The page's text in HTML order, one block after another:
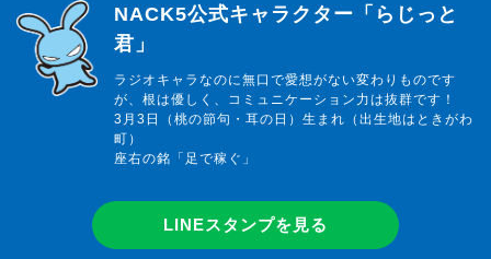
らじっと君
NACK5公式キャラクター「らじっと
君」
ラジオキャラなのに無口で愛想がない変わりものです
が、根は優しく、コミュニケーション力は抜群です！
3月3日（桃の節句・耳の日）生まれ（出生地はときがわ
町）
座右の銘「足で稼ぐ」
LINEスタンプを見る